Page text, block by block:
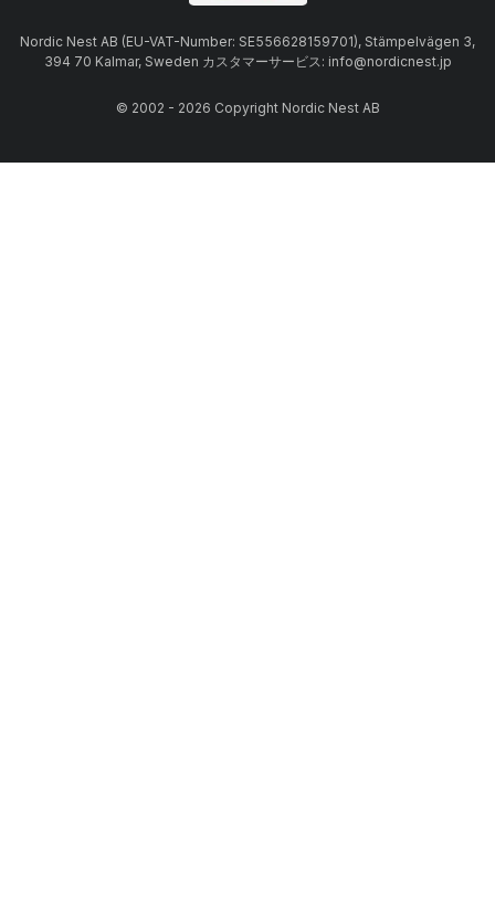
Nordic Nest AB (EU-VAT-Number: SE556628159701), Stämpelvägen 3,
394 70 Kalmar, Sweden カスタマーサービス: info@nordicnest.jp
© 2002 - 2026 Copyright Nordic Nest AB